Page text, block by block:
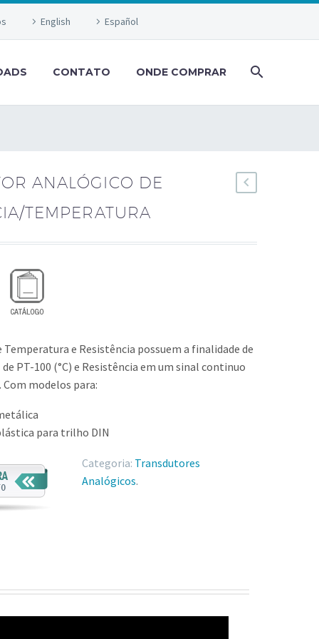
English Español
CONTATO ONDE COMPRAR
ANALÓGICO DE
TEMPERATURA
e Resistência possuem a finalidade de
PT-100 (°C) e Resistência em um sinal continuo
modelos para:
para trilho DIN
Categoria: Transdutores
Analógicos.